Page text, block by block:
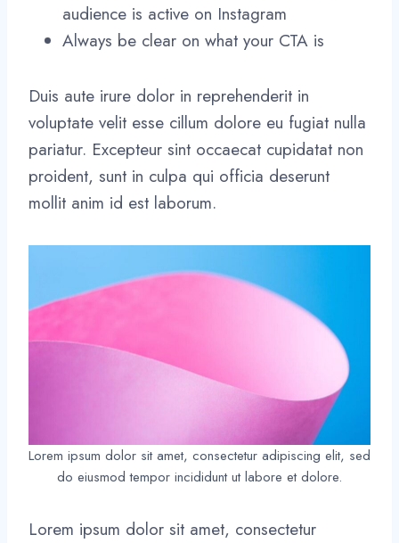
audience is active on Instagram
Always be clear on what your CTA is
Duis aute irure dolor in reprehenderit in
voluptate velit esse cillum dolore eu fugiat nulla
pariatur. Excepteur sint occaecat cupidatat non
proident, sunt in culpa qui officia deserunt
mollit anim id est laborum.
Lorem ipsum dolor sit amet, consectetur adipiscing elit, sed
do eiusmod tempor incididunt ut labore et dolore.
Lorem ipsum dolor sit amet, consectetur